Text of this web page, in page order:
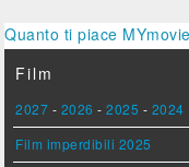
Quanto ti piace
Film
2027 - 2026 -2025 - 2024
Film imperdibili 2025